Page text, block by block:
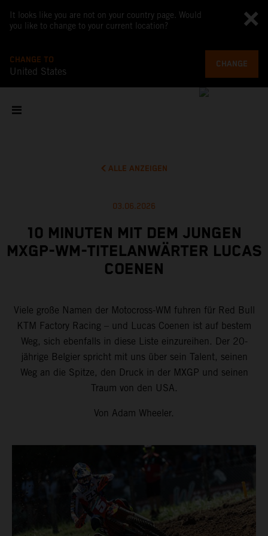
It looks like you are not on your country page. Would
you like to change to your current location?
CHANGE TO
United States
CHANGE
ALLE ANZEIGEN
03.06.2026
10 MINUTEN MIT DEM JUNGEN
MXGP-WM-TITELANWÄRTER LUCAS
COENEN
Viele große Namen der Motocross-WM fuhren für Red Bull
KTM Factory Racing – und Lucas Coenen ist auf bestem
Weg, sich ebenfalls in diese Liste einzureihen. Der 20-
jährige Belgier spricht mit uns über sein Talent, seinen
Weg an die Spitze, den Druck in der MXGP und seinen
Traum von den USA.
Von Adam Wheeler.